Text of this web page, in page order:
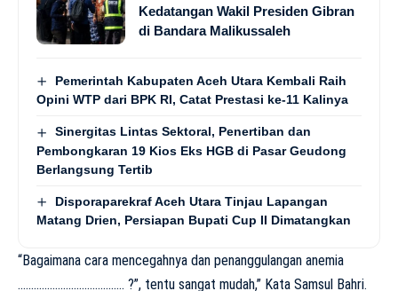
Kedatangan Wakil Presiden Gibran
di Bandara Malikussaleh
Pemerintah Kabupaten Aceh Utara Kembali Raih
Opini WTP dari BPK RI, Catat Prestasi ke-11 Kalinya
Sinergitas Lintas Sektoral, Penertiban dan
Pembongkaran 19 Kios Eks HGB di Pasar Geudong
Berlangsung Tertib
Disporaparekraf Aceh Utara Tinjau Lapangan
Matang Drien, Persiapan Bupati Cup II Dimatangkan
“Bagaimana cara mencegahnya dan penanggulangan anemia
…………………………………. ?”, tentu sangat mudah,” Kata Samsul Bahri.